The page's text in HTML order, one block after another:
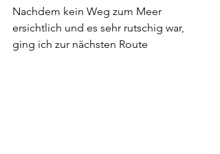
Nachdem kein Weg zum Meer
ersichtlich und es sehr rutschig war,
ging ich zur nächsten Route